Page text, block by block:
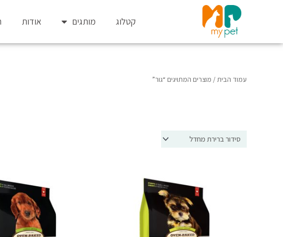
קטלוג מותגים אודות
עמוד הבית/ מוצרים המתויגים “גור”